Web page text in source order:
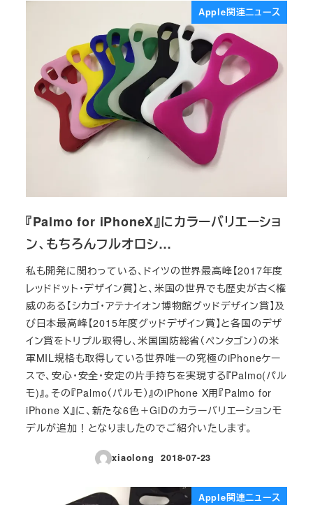
Apple関連ニュース
『Palmo for iPhoneX』にカラーバリエーショ
ン、もちろんフルオロシ…
私も開発に関わっている、ドイツの世界最高峰【2017年度
レッドドット・デザイン賞】と、米国の世界でも歴史が古く権
威のある【シカゴ・アテナイオン博物館グッドデザイン賞】及
び日本最高峰【2015年度グッドデザイン賞】と各国のデザ
イン賞をトリプル取得し、米国国防総省（ペンタゴン）の米
軍MIL規格も取得している世界唯一の究極のiPhoneケー
スで、安心・安全・安定の片手持ちを実現する『Palmo(パル
モ)』。その『Palmo（パルモ）』のiPhone X用『Palmo for
iPhone X』に、新たな6色＋GiDのカラーバリエーションモ
デルが追加！となりましたのでご紹介いたします。
xiaolong
投稿日
2018-07-23
Apple関連ニュース